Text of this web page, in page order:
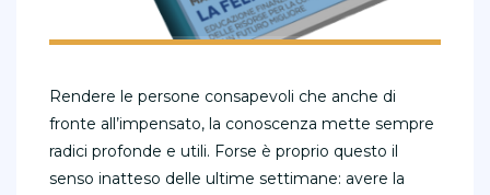
Rendere le persone consapevoli che anche di
fronte all’impensato, la conoscenza mette sempre
radici profonde e utili. Forse è proprio questo il
senso inatteso delle ultime settimane: avere la